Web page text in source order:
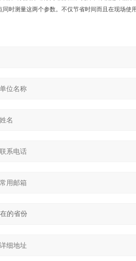
同时测量这两个参数。不仅节省时间而且在现场